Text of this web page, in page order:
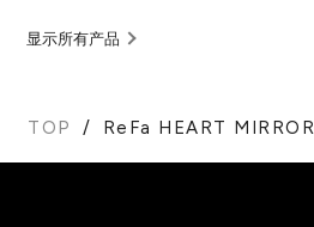
显示所有产品
TOP ReFa HEART MIRROR